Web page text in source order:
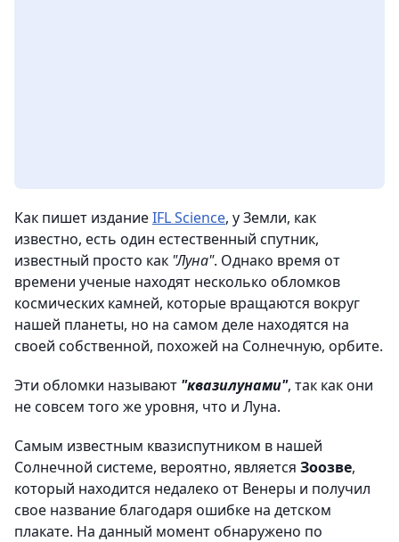
Как пишет изданиеIFL Science, у Земли, как
известно, есть один естественный спутник,
известный просто как "Луна". Однако время от
времени ученые находят несколько обломков
космических камней, которые вращаются вокруг
нашей планеты, но на самом деле находятся на
своей собственной, похожей на Солнечную, орбите.
Эти обломки называют "квазилунами", так как они
не совсем того же уровня, что и Луна.
Самым известным квазиспутником в нашей
Солнечной системе, вероятно, является Зоозве,
который находится недалеко от Венеры и получил
свое название благодаря ошибке на детском
плакате. На данный момент обнаружено по